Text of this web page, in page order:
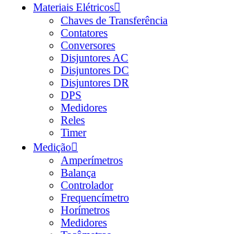
Materiais Elétricos
Chaves de Transferência
Contatores
Conversores
Disjuntores AC
Disjuntores DC
Disjuntores DR
DPS
Medidores
Reles
Timer
Medição
Amperímetros
Balança
Controlador
Frequencímetro
Horímetros
Medidores